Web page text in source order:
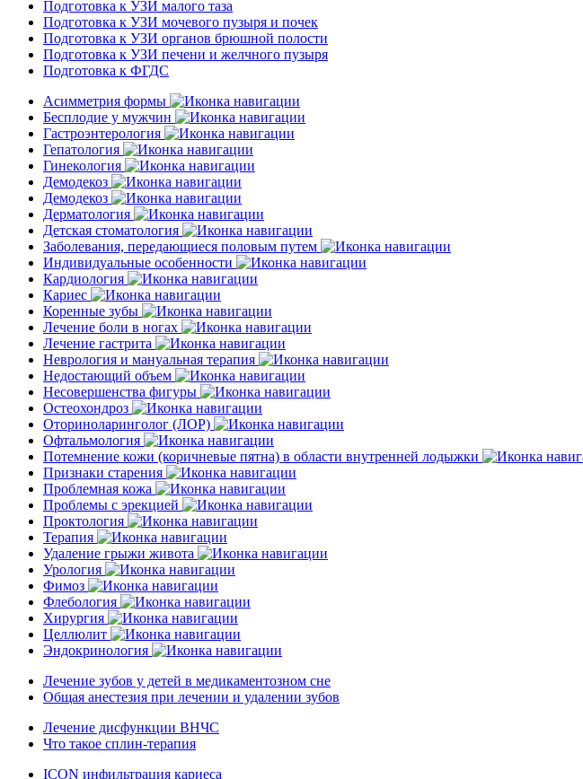
Подготовка к УЗИ малого таза
Подготовка к УЗИ мочевого пузыря и почек
Подготовка к УЗИ органов брюшной полости
Подготовка к УЗИ печени и желчного пузыря
Подготовка к ФГДС
Асимметрия формы
Бесплодие у мужчин
Гастроэнтерология
Гепатология
Гинекология
Демодекоз
Демодекоз
Дерматология
Детская стоматология
Заболевания, передающиеся половым путем
Индивидуальные особенности
Кардиология
Кариес
Коренные зубы
Лечение боли в ногах
Лечение гастрита
Неврология и мануальная терапия
Недостающий объем
Несовершенства фигуры
Остеохондроз
Оториноларинголог (ЛОР)
Офтальмология
Потемнение кожи (коричневые пятна) в области внутренней лодыжки
Признаки старения
Проблемная кожа
Проблемы с эрекцией
Проктология
Терапия
Удаление грыжи живота
Урология
Фимоз
Флебология
Хирургия
Целлюлит
Эндокринология
Лечение зубов у детей в медикаментозном сне
Общая анестезия при лечении и удалении зубов
Лечение дисфункции ВНЧС
Что такое сплин-терапия
ICON инфильтрация кариеса